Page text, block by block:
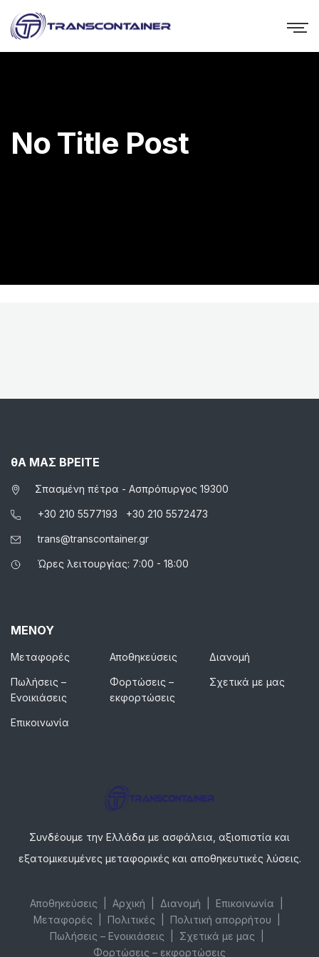
No Title Post
θΑ ΜΑΣ ΒΡΕΙΤΕ
Σπασμένη πέτρα - Ασπρόπυργος 19300
+30 210 5577193 +30 210 5572473
trans@transcontainer.gr
Ώρες λειτουργίας: 7:00 - 18:00
ΜΕΝΟΥ
Μεταφορές Αποθηκεύσεις Διανομή
Πωλήσεις –
Ενοικιάσεις
Φορτώσεις –
εκφορτώσεις
Σχετικά με μας
Επικοινωνία
Συνδέουμε την Ελλάδα με ασφάλεια, αξιοπιστία και
εξατομικευμένες μεταφορικές και αποθηκευτικές λύσεις.
Αποθηκεύσεις Αρχική Διανομή
Επικοινωνία
Μεταφορές
Πολιτικές
Πολιτική απορρήτου
Πωλήσεις – Ενοικιάσεις
Σχετικά με μας
Φορτώσεις – εκφορτώσεις